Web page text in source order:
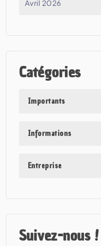
Avril 2026
Catégories
Importants
Informations
Entreprise
Suivez-nous !